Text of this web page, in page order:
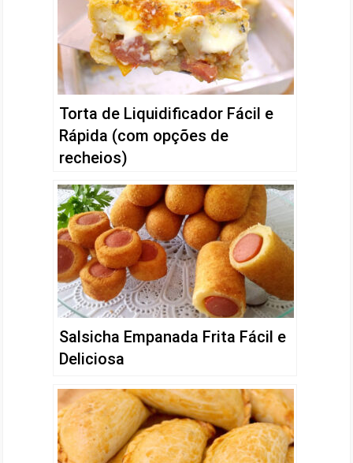
Torta de Liquidificador Fácil e
Rápida (com opções de
recheios)
Salsicha Empanada Frita Fácil e
Deliciosa